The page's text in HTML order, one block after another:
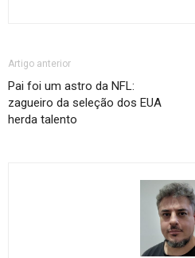
Artigo anterior
Pai foi um astro da NFL:
zagueiro da seleção dos EUA
herda talento